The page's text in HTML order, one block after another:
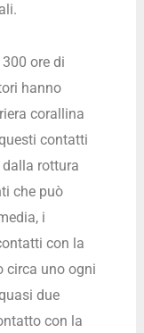
ore di
hanno
corallina
contatti
rottura
che può
i
con la
circa uno ogni
due
con la